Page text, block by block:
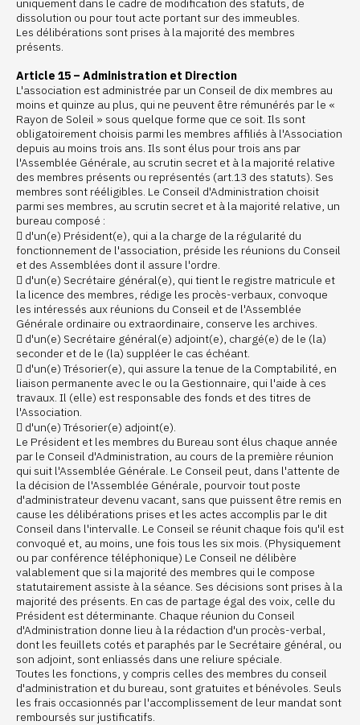
uniquement dans le cadre de modification des statuts, de
dissolution ou pour tout acte portant sur des immeubles.
Les délibérations sont prises à la majorité des membres
présents.
Article 15 – Administration et Direction
L'association est administrée par un Conseil de dix membres au
moins et quinze au plus, qui ne peuvent être rémunérés par le «
Rayon de Soleil » sous quelque forme que ce soit. Ils sont
obligatoirement choisis parmi les membres affiliés à l'Association
depuis au moins trois ans. Ils sont élus pour trois ans par
l'Assemblée Générale, au scrutin secret et à la majorité relative
des membres présents ou représentés (art.13 des statuts). Ses
membres sont rééligibles. Le Conseil d'Administration choisit
parmi ses membres, au scrutin secret et à la majorité relative, un
bureau composé :
 d'un(e) Président(e), qui a la charge de la régularité du
fonctionnement de l'association, préside les réunions du Conseil
et des Assemblées dont il assure l'ordre.
 d'un(e) Secrétaire général(e), qui tient le registre matricule et
la licence des membres, rédige les procès-verbaux, convoque
les intéressés aux réunions du Conseil et de l'Assemblée
Générale ordinaire ou extraordinaire, conserve les archives.
 d'un(e) Secrétaire général(e) adjoint(e), chargé(e) de le (la)
seconder et de le (la) suppléer le cas échéant.
 d'un(e) Trésorier(e), qui assure la tenue de la Comptabilité, en
liaison permanente avec le ou la Gestionnaire, qui l'aide à ces
travaux. Il (elle) est responsable des fonds et des titres de
l'Association.
 d'un(e) Trésorier(e) adjoint(e).
Le Président et les membres du Bureau sont élus chaque année
par le Conseil d'Administration, au cours de la première réunion
qui suit l'Assemblée Générale. Le Conseil peut, dans l'attente de
la décision de l'Assemblée Générale, pourvoir tout poste
d'administrateur devenu vacant, sans que puissent être remis en
cause les délibérations prises et les actes accomplis par le dit
Conseil dans l'intervalle. Le Conseil se réunit chaque fois qu'il est
convoqué et, au moins, une fois tous les six mois. (Physiquement
ou par conférence téléphonique) Le Conseil ne délibère
valablement que si la majorité des membres qui le compose
statutairement assiste à la séance. Ses décisions sont prises à la
majorité des présents. En cas de partage égal des voix, celle du
Président est déterminante. Chaque réunion du Conseil
d'Administration donne lieu à la rédaction d'un procès-verbal,
dont les feuillets cotés et paraphés par le Secrétaire général, ou
son adjoint, sont enliassés dans une reliure spéciale.
Toutes les fonctions, y compris celles des membres du conseil
d'administration et du bureau, sont gratuites et bénévoles. Seuls
les frais occasionnés par l'accomplissement de leur mandat sont
remboursés sur justificatifs.